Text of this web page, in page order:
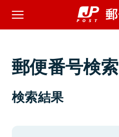
郵便番号検索
検索結果